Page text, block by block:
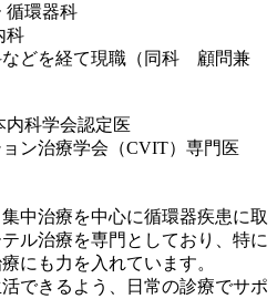
循環器科
科
どを経て現職（同科 顧問兼
内科学会認定医
ン治療学会（CVIT）専門医
中治療を中心に循環器疾患に取
ル治療を専門としており、特に
にも力を入れています。
できるよう、日常の診療でサポ